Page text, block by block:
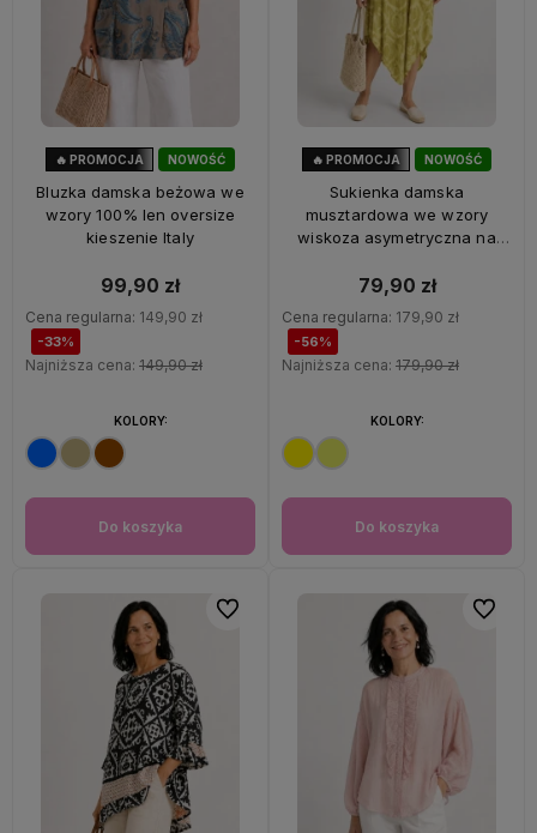
NOWOŚĆ
OKAZJA
🔥 PROMOCJA
Bluzka damska beżowa we
wzory 100% len oversize
kieszenie Italy
99,90 zł
Cena regularna: 149,90 zł
-33%
Najniższa cena: 149,90 zł
Do koszyka
KOLORY:
NOWOŚĆ
🔥 PROMOCJA
Sukienka damska
musztardowa we wzory
wiskoza asymetryczna na
79,90 zł
Cena regularna: 179,90 zł
-56%
Najniższa cena: 179,90 zł
Do koszyka
KOLORY:
Do ulubionych Do